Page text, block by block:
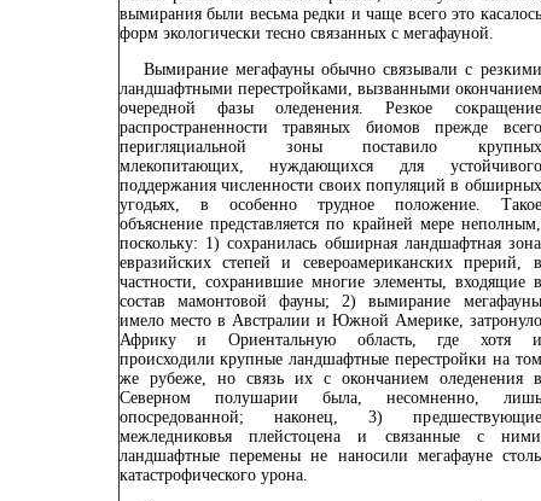
вымирания были весьма редки и чаще всего это касалось
форм экологически тесно связанных с мегафауной.
Вымирание мегафауны обычно связывали с резкими
ландшафтными перестройками, вызванными окончанием
очередной фазы оледенения. Резкое сокращение
распространенности травяных биомов прежде всего
перигляциальной зоны поставило крупных
млекопитающих, нуждающихся для устойчивого
поддержания численности своих популяций в обширных
угодьях, в особенно трудное положение. Такое
объяснение представляется по крайней мере неполным,
поскольку: 1) сохранилась обширная ландшафтная зона
евразийских степей и североамериканских прерий, в
частности, сохранившие многие элементы, входящие в
состав мамонтовой фауны; 2) вымирание мегафауны
имело место в Австралии и Южной Америке, затронуло
Африку и Ориентальную область, где хотя и
происходили крупные ландшафтные перестройки на том
же рубеже, но связь их с окончанием оледенения в
Северном полушарии была, несомненно, лишь
опосредованной; наконец, 3) предшествующие
межледниковья плейстоцена и связанные с ними
ландшафтные перемены не наносили мегафауне столь
катастрофического урона.